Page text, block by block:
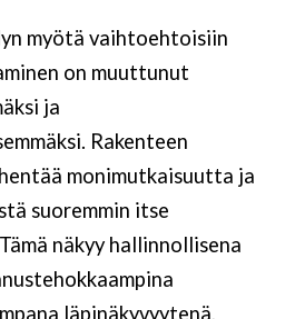
myötä vaihtoehtoisiin
on muuttunut
ja
Rakenteen
monimutkaisuutta ja
suoremmin itse
näkyy hallinnollisena
läpinäkyvyytenä,